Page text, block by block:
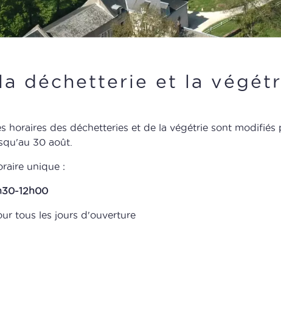
déchetterie et la
horaires des déchetteries et de la végétrie sont
30 août.
unique :
12h00
tous les jours d'ouverture